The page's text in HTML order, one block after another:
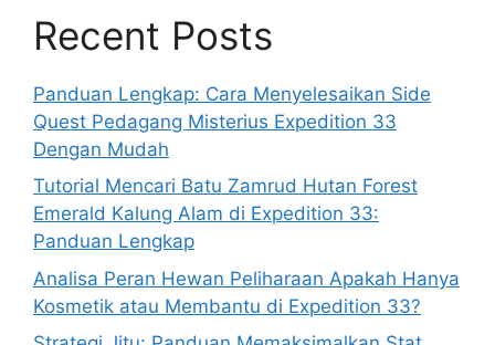
Recent Posts
Panduan Lengkap: Cara Menyelesaikan Side
Quest Pedagang Misterius Expedition 33
Dengan Mudah
Tutorial Mencari Batu Zamrud Hutan Forest
Emerald Kalung Alam di Expedition 33:
Panduan Lengkap
Analisa Peran Hewan Peliharaan Apakah Hanya
Kosmetik atau Membantu di Expedition 33?